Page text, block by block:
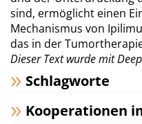
sind, ermöglicht einen
Mechanismus von
das in der
Dieser Text wurde mit
Schlagworte
Kooperationen